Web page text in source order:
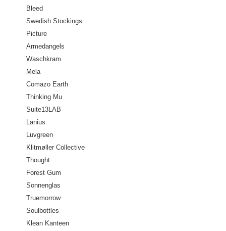
Bleed
Swedish Stockings
Picture
Armedangels
Waschkram
Mela
Comazo Earth
Thinking Mu
Suite13LAB
Lanius
Luvgreen
Klitmøller Collective
Thought
Forest Gum
Sonnenglas
Truemorrow
Soulbottles
Klean Kanteen